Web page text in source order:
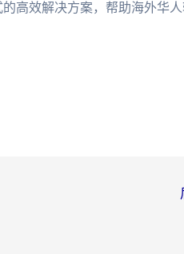
高效解决方案，帮助海外华